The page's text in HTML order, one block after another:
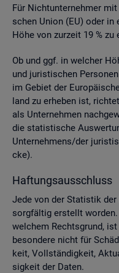
Für Nicht­un­ter­neh­mer
schen Union (EU) oder
Höhe von zur­zeit 19 % zu
Ob und ggf. in wel­cher
und ju­ris­ti­schen
im Ge­biet der
land zu er­he­ben ist,
als Un­ter­neh­men
die sta­tis­ti­sche
Un­ter­neh­mens/der
cke).
Haf­tungs­aus­schluss
Jede von der Sta­tis­tik
sorg­fäl­tig er­stellt
wel­chem Rechts­grund,
be­son­de­re nicht für
keit, Voll­stän­dig­keit,
sig­keit der Daten.